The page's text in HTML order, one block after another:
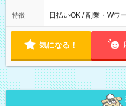
っては多少時間は前後します ▶残業ほとんどなし
早く終わることの方が
望の方は夜勤（21:00
特徴 日払いOK / 副業・Wワ
気になる！